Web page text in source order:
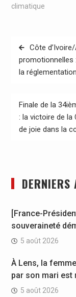
climatique
Navigation
de
l’article
Côte
promotionnelles
la
Finale de la
: la victoire de la
de joie dans la
DERNIERS
[France-
souveraineté
5 août 2026
À Lens, la
par son mari est
5 août 2026